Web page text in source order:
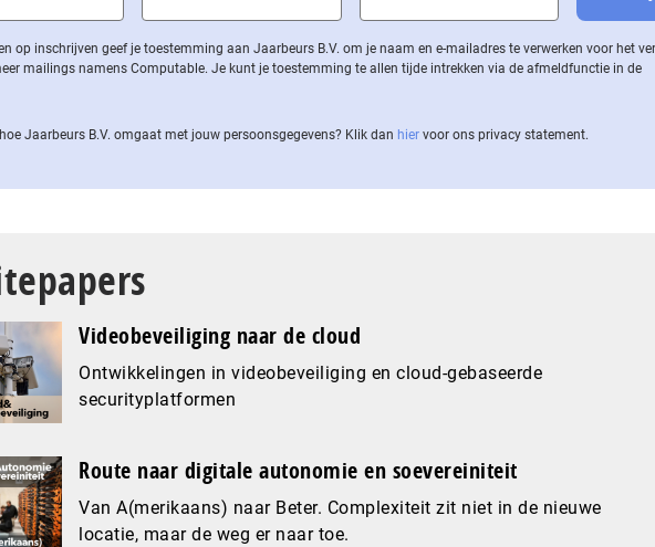
op inschrijven geef je toestemming aan Jaarbeurs B.V. om je naam en e-mailadres te verwerken voor het
mailings namens Computable. Je kunt je toestemming te allen tijde intrekken via de af­meld­func­tie in de
Jaarbeurs B.V. omgaat met jouw per­soons­ge­ge­vens? Klik dan hier voor ons privacy statement.
Videobeveiliging naar de cloud
Ontwikkelingen in videobeveiliging en cloud-gebaseerde
securityplatformen
Route naar digitale autonomie en soevereiniteit
Van A(merikaans) naar Beter. Complexiteit zit niet in de nieuwe
locatie, maar de weg er naar toe.